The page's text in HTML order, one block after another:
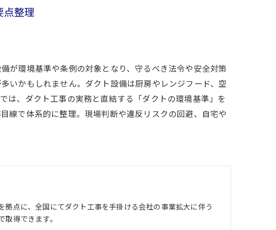
点整理
が環境基準や条例の対象となり、守るべき法令や安全対策
いかもしれません。ダクト設備は厨房やレンジフード、空
は、ダクト工事の実務と直結する「ダクトの環境基準」を
線で体系的に整理。現場判断や違反リスクの回避、自宅や
点に、全国にてダクト工事を手掛ける会社の事業拡大に伴う
得できます。